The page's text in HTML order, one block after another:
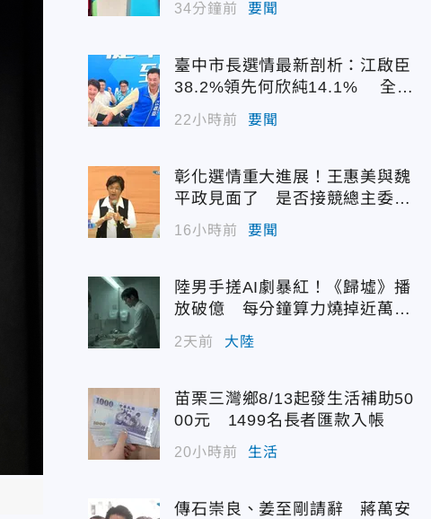
34分鐘前 要聞
臺中市長選情最新剖析：江啟臣
38.2%領先何欣純14.1% 全世
代支持度全面居首
22小時前 要聞
彰化選情重大進展！王惠美與魏
平政見面了 是否接競總主委態
度曝光
16小時前 要聞
陸男手搓AI劇暴紅！《歸墟》播
放破億 每分鐘算力燒掉近萬台
2天前 大陸
苗栗三灣鄉8/13起發生活補助50
00元 1499名長者匯款入帳
20小時前 生活
傳石崇良、姜至剛請辭 蔣萬安